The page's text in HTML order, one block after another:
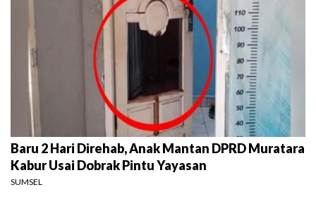
Baru 2 Hari Direhab, Anak Mantan DPRD Muratara
Kabur Usai Dobrak Pintu Yayasan
SUMSEL